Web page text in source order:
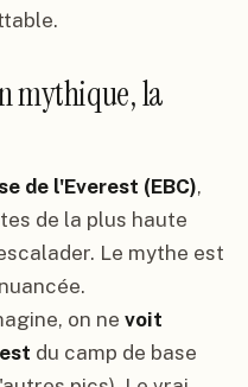
mythique, la
de l'Everest (EBC),
de la plus haute
Le mythe est
on ne voit
du camp de base